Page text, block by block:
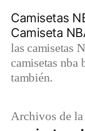
contenido
Camisetas
Camiseta
las camisetas
camisetas nba
también.
Archivos de